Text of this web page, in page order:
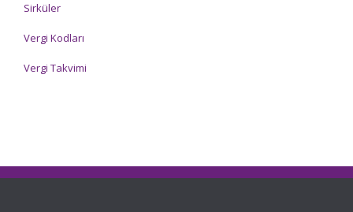
Sirküler
Vergi Kodları
Vergi Takvimi